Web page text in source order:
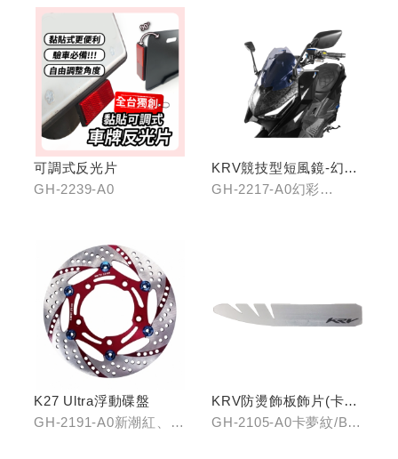
可調式反光片
GH-2239-A0
KRV競技型短風鏡-幻彩
藍/燻黑
GH-2217-A0幻彩
K27 Ultra浮動碟盤
GH-2191-A0新潮紅、
KRV防燙飾板飾片(卡夢
紋/金屬髮絲)
GH-2105-A0卡夢紋/B0